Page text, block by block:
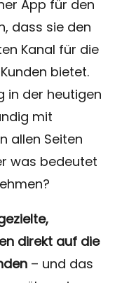
App für den
dass sie den
Kanal für die
bietet.
in der heutigen
mit
allen Seiten
was bedeutet
direkt auf die
– und das